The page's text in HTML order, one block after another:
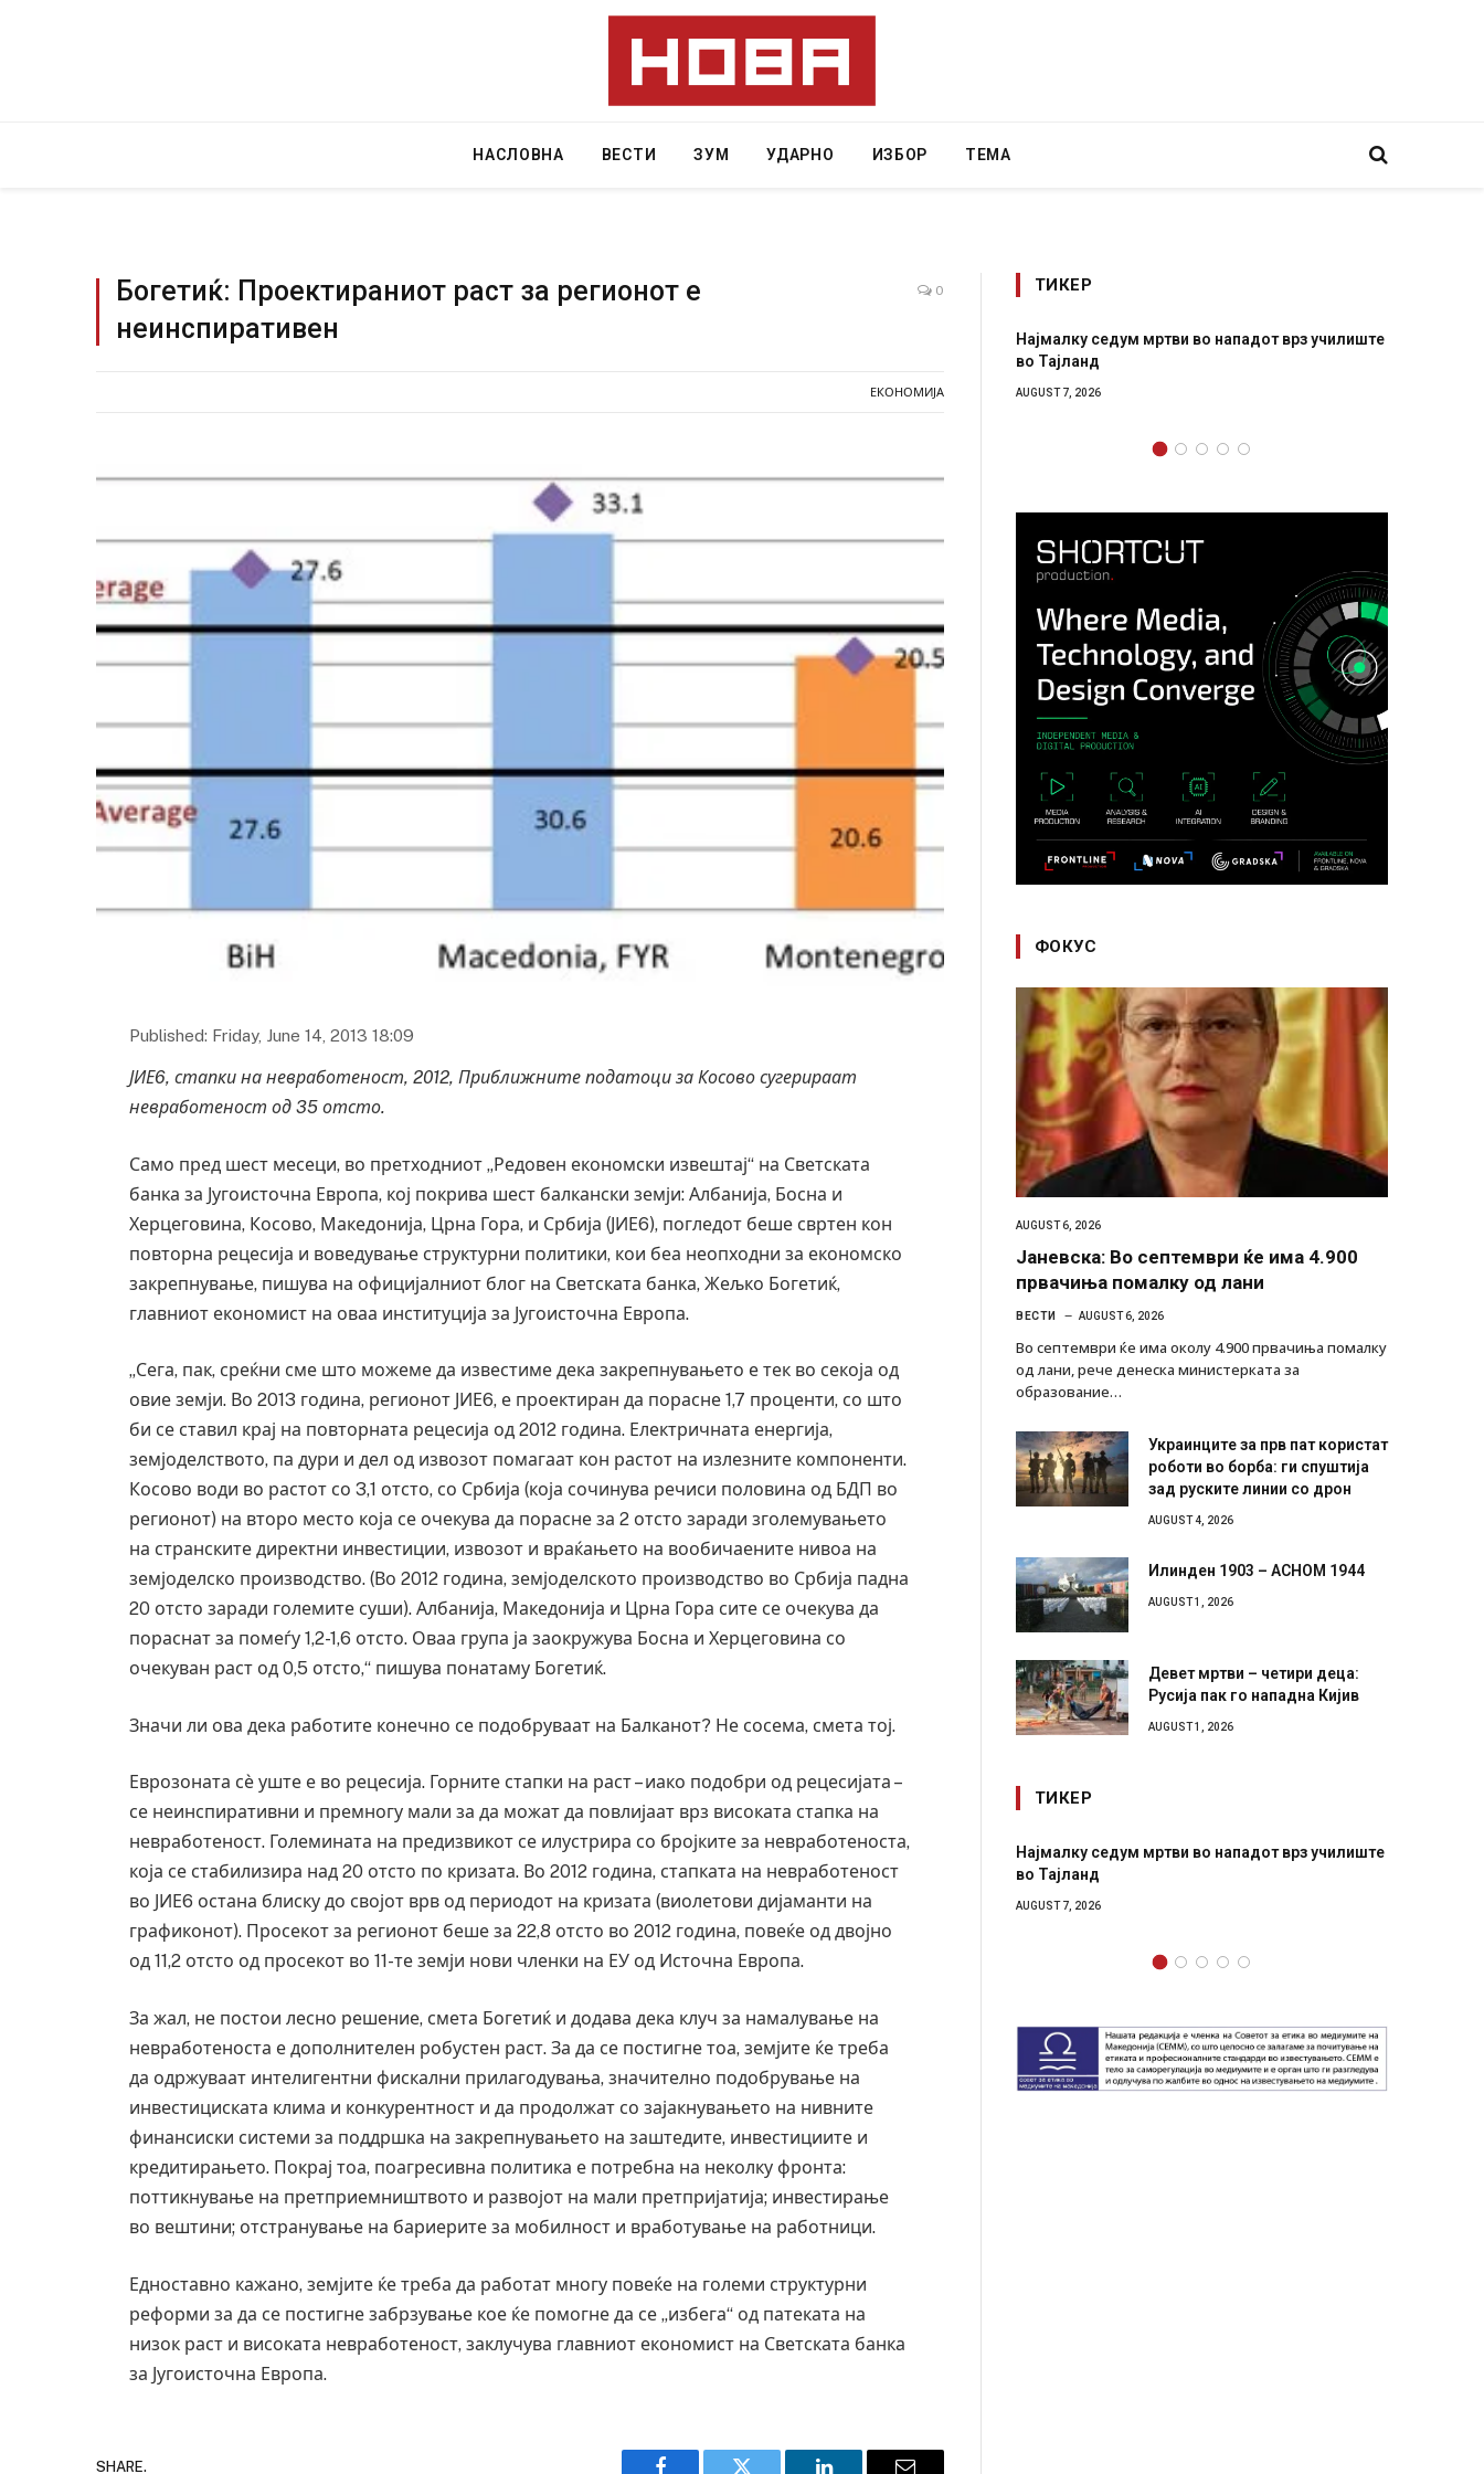
НАСЛОВНА ВЕСТИ ЗУМ УДАРНО ИЗБОР ТЕМА
Богетиќ: Проектираниот раст за регионот е
неинспиративен
0
ЕКОНОМИЈА
Published: Friday, June 14, 2013 18:09
ЈИЕ6, стапки на невработеност, 2012, Приближните податоци за Косово сугерираат
невработеност од 35 отсто.
Само пред шест месеци, во претходниот „Редовен економски извештај“ на Светската
банка за Југоисточна Европа, кој покрива шест балкански земји: Албанија, Босна и
Херцеговина, Косово, Македонија, Црна Гора, и Србија (ЈИЕ6), погледот беше свртен кон
повторна рецесија и воведување структурни политики, кои беа неопходни за економско
закрепнување, пишува на официјалниот блог на Светската банка, Жељко Богетиќ,
главниот економист на оваа институција за Југоисточна Европа.
„Сега, пак, среќни сме што можеме да известиме дека закрепнувањето е тек во секоја од
овие земји. Во 2013 година, регионот ЈИЕ6, е проектиран да порасне 1,7 проценти, со што
би се ставил крај на повторната рецесија од 2012 година. Електричната енергија,
земјоделството, па дури и дел од извозот помагаат кон растот на излезните компоненти.
Косово води во растот со 3,1 отсто, со Србија (која сочинува речиси половина од БДП во
регионот) на второ место која се очекува да порасне за 2 отсто заради зголемувањето
на странските директни инвестиции, извозот и враќањето на вообичаените нивоа на
земјоделско производство. (Во 2012 година, земјоделското производство во Србија падна
20 отсто заради големите суши). Албанија, Македонија и Црна Гора сите се очекува да
пораснат за помеѓу 1,2-1,6 отсто. Оваа група ја заокружува Босна и Херцеговина со
очекуван раст од 0,5 отсто,“ пишува понатаму Богетиќ.
Значи ли ова дека работите конечно се подобруваат на Балканот? Не сосема, смета тој.
Еврозоната сѐ уште е во рецесија. Горните стапки на раст – иако подобри од рецесијата –
се неинспиративни и премногу мали за да можат да повлијаат врз високата стапка на
невработеност. Големината на предизвикот се илустрира со бројките за невработеноста,
која се стабилизира над 20 отсто по кризата. Во 2012 година, стапката на невработеност
во ЈИЕ6 остана блиску до својот врв од периодот на кризата (виолетови дијаманти на
графиконот). Просекот за регионот беше за 22,8 отсто во 2012 година, повеќе од двојно
од 11,2 отсто од просекот во 11-те земји нови членки на ЕУ од Источна Европа.
За жал, не постои лесно решение, смета Богетиќ и додава дека клуч за намалување на
невработеноста е дополнителен робустен раст. За да се постигне тоа, земјите ќе треба
да одржуваат интелигентни фискални прилагодувања, значително подобрување на
инвестициската клима и конкурентност и да продолжат со зајакнувањето на нивните
финансиски системи за поддршка на закрепнувањето на заштедите, инвестициите и
кредитирањето. Покрај тоа, поагресивна политика е потребна на неколку фронта:
поттикнување на претприемништвото и развојот на мали претпријатија; инвестирање
во вештини; отстранување на бариерите за мобилност и вработување на работници.
Едноставно кажано, земјите ќе треба да работат многу повеќе на големи структурни
реформи за да се постигне забрзување кое ќе помогне да се „избега“ од патеката на
низок раст и високата невработеност, заклучува главниот економист на Светската банка
за Југоисточна Европа.
SHARE.
ТИКЕР
Најмалку седум мртви во нападот врз училиште
СОЗИС: Украинците повеќе им
ФОКУС
AUGUST 6, 2026
Јаневска: Во септември ќе има 4.900
првачиња помалку од лани
ВЕСТИ AUGUST 6, 2026
Во септември ќе има околу 4.900 првачиња помалку
од лани, рече денеска министерката за
образование…
Украинците за прв пат користат
роботи во борба: ги спуштија
зад руските линии со дрон
AUGUST 4, 2026
Илинден 1903 – АСНОМ 1944
AUGUST 1, 2026
Девет мртви – четири деца:
Русија пак го нападна Кијив
AUGUST 1, 2026
ТИКЕР
Уште двајца починаа од повредите во ресторан
во главниот град на Русуија – експлозивот бил
завиткан како роденденски подарок
AUGUST 2, 2026
Најмалку седум мртви во нападот врз училиште
во Тајланд
AUGUST 7, 2026
СОЗИС: Украинците повеќе им